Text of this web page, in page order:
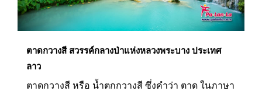
ตาดกวางสี สวรรค์กลางป่าแห่งหลวงพระบาง ประเทศ
ลาว
ตาดกวางสี หรือ น้ำตกกวางสี ซึ่งคำว่า ตาด ในภาษา